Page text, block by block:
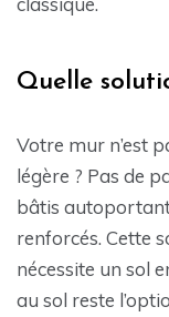
Quelle
Votre mur n’est
légère ? Pas de
bâtis
renforcés. Cette
nécessite un sol
au sol reste